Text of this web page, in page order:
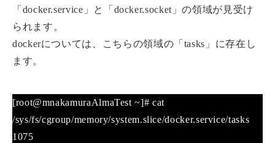
「docker.service」と「docker.socket」の領域が見受け
られます。
dockerについては、こちらの領域の「tasks」に存在し
ます。
[root@mnakamuraAlmaTest ~]# cat
/sys/fs/cgroup/memory/system.slice/docker.service/tasks
1075